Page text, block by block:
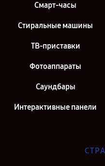
Смарт-часы
Стиральные машины
ТВ-приставки
Фотоаппараты
Саундбары
Интерактивные панели